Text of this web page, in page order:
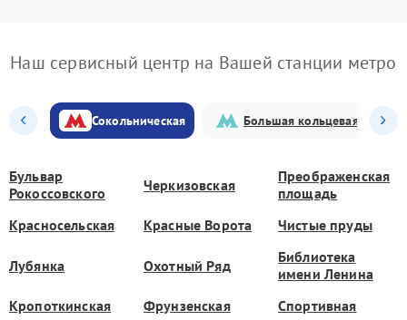
Наш сервисный центр на Вашей станции метро
Сокольническая Большая кольцевая
Бульвар
Рокоссовского
Черкизовская
Преображенская
площадь
Красносельская
Красные Ворота Чистые пруды
Лубянка Охотный Ряд
Библиотека
имени Ленина
Кропоткинская
Фрунзенская Спортивная